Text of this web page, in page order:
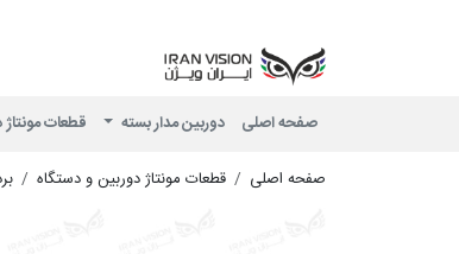
صفحه اصلی دوربین مدار بسته قطعات
صفحه اصلی قطعات مونتاژ دوربین و دستگاه